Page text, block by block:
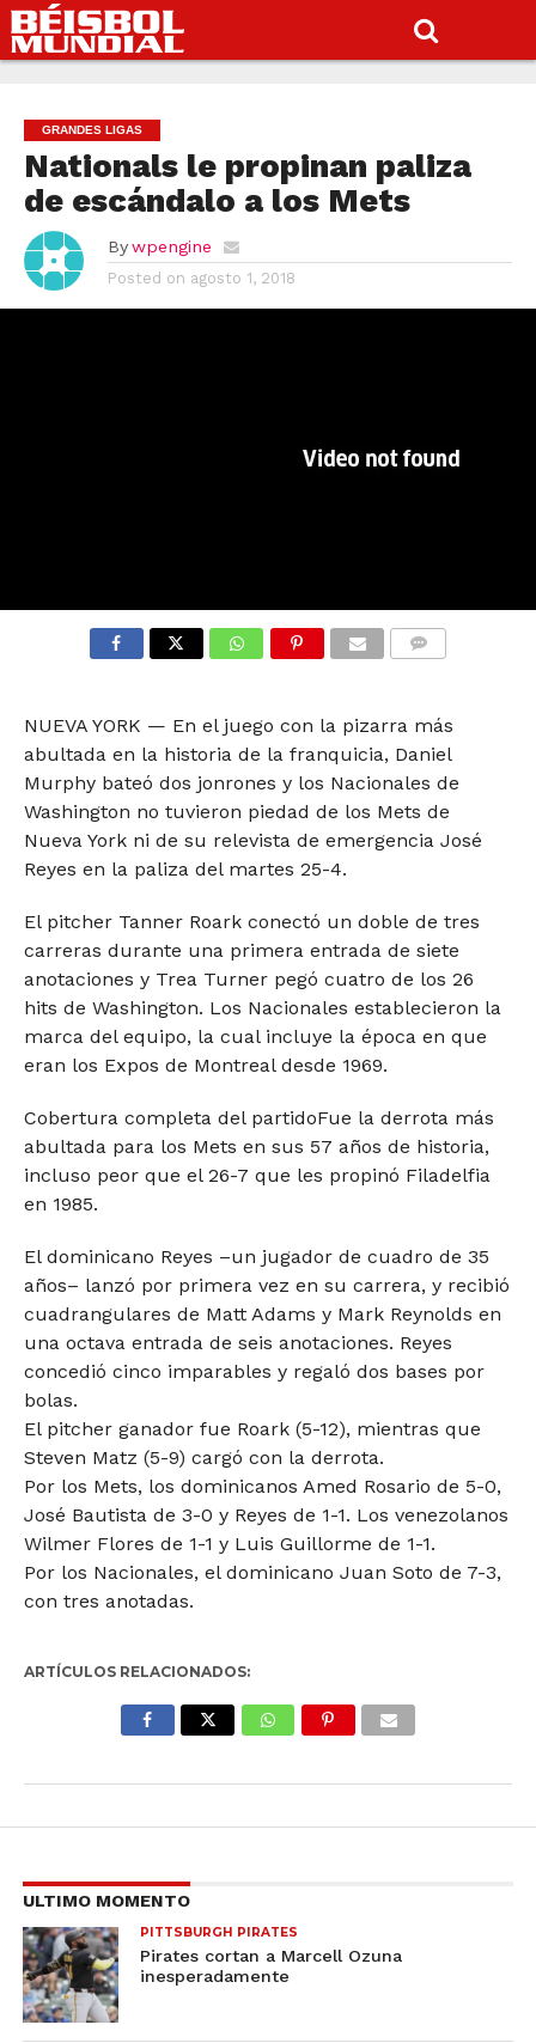
GRANDES LIGAS
Nationals le propinan paliza
de escándalo a los Mets
By wpengine
Posted on agosto 1, 2018
NUEVA YORK — En el juego con la pizarra más
abultada en la historia de la franquicia, Daniel
Murphy bateó dos jonrones y los Nacionales de
Washington no tuvieron piedad de los Mets de
Nueva York ni de su relevista de emergencia José
Reyes en la paliza del martes 25-4.
El pitcher Tanner Roark conectó un doble de tres
carreras durante una primera entrada de siete
anotaciones y Trea Turner pegó cuatro de los 26
hits de Washington. Los Nacionales establecieron la
marca del equipo, la cual incluye la época en que
eran los Expos de Montreal desde 1969.
Cobertura completa del partidoFue la derrota más
abultada para los Mets en sus 57 años de historia,
incluso peor que el 26-7 que les propinó Filadelfia
en 1985.
El dominicano Reyes –un jugador de cuadro de 35
años– lanzó por primera vez en su carrera, y recibió
cuadrangulares de Matt Adams y Mark Reynolds en
una octava entrada de seis anotaciones. Reyes
concedió cinco imparables y regaló dos bases por
bolas.
El pitcher ganador fue Roark (5-12), mientras que
Steven Matz (5-9) cargó con la derrota.
Por los Mets, los dominicanos Amed Rosario de 5-0,
José Bautista de 3-0 y Reyes de 1-1. Los venezolanos
Wilmer Flores de 1-1 y Luis Guillorme de 1-1.
Por los Nacionales, el dominicano Juan Soto de 7-3,
con tres anotadas.
ARTÍCULOS RELACIONADOS:
ULTIMO MOMENTO
PITTSBURGH PIRATES
Pirates cortan a Marcell Ozuna
inesperadamente